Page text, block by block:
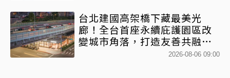
台北建國高架橋下藏最美光
廊！全台首座永續庇護園區改
變城市角落，打造友善共融新
2026-08-06 09:00